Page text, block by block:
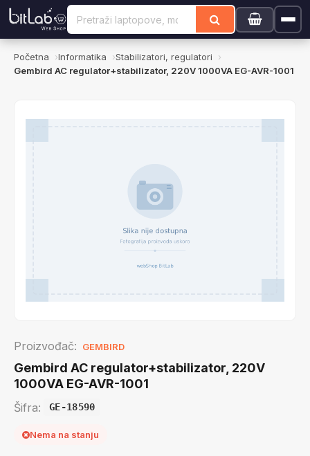
Početna Informatika
Stabilizatori, regulatori
Gembird AC regulator+stabilizator, 220V 1000VA EG-AVR-1001
Proizvođač: GEMBIRD
Gembird AC regulator+stabilizator, 220V
1000VA EG-AVR-1001
Šifra: GE-18590
Nema na stanju